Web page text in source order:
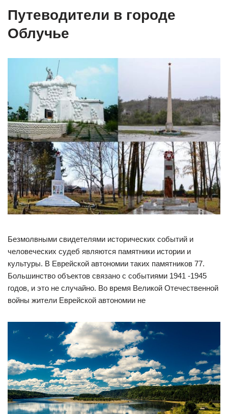
Путеводители в городе
Облучье
Безмолвными свидетелями исторических событий и
человеческих судеб являются памятники истории и
культуры. В Еврейской автономии таких памятников 77.
Большинство объектов связано с событиями 1941 -1945
годов, и это не случайно. Во время Великой Отечественной
войны жители Еврейской автономии не